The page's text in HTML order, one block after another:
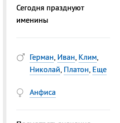
Сегодня празднуют
именины
Герман, Иван, Клим,
Николай, Платон, Еще
Анфиса